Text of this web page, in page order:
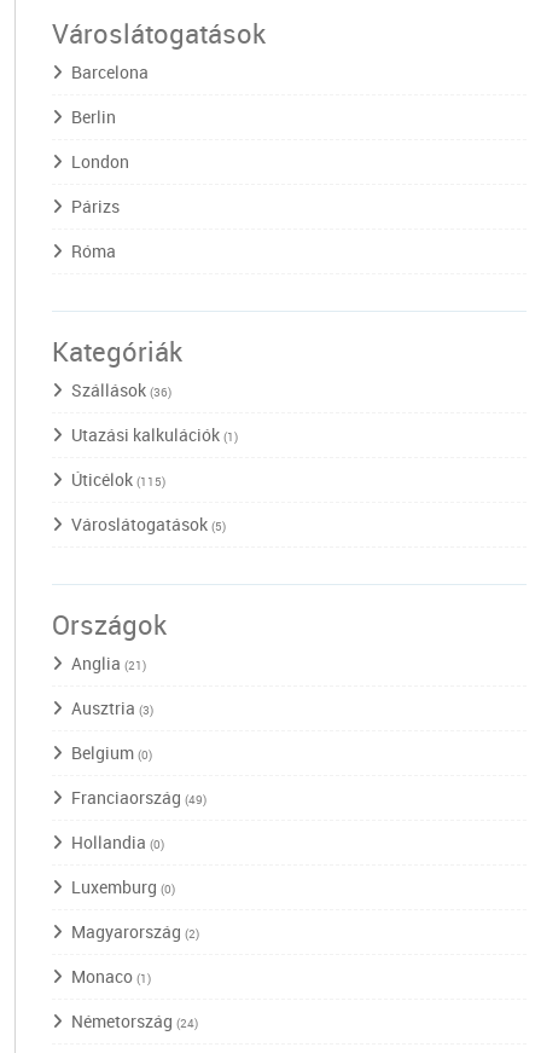
Városlátogatások
Barcelona
Berlin
London
Párizs
Róma
Kategóriák
Szállások (36)
Utazási kalkulációk (1)
Úticélok (115)
Városlátogatások (5)
Országok
Anglia (21)
Ausztria (3)
Belgium (0)
Franciaország (49)
Hollandia (0)
Luxemburg (0)
Magyarország (2)
Monaco (1)
Németország (24)